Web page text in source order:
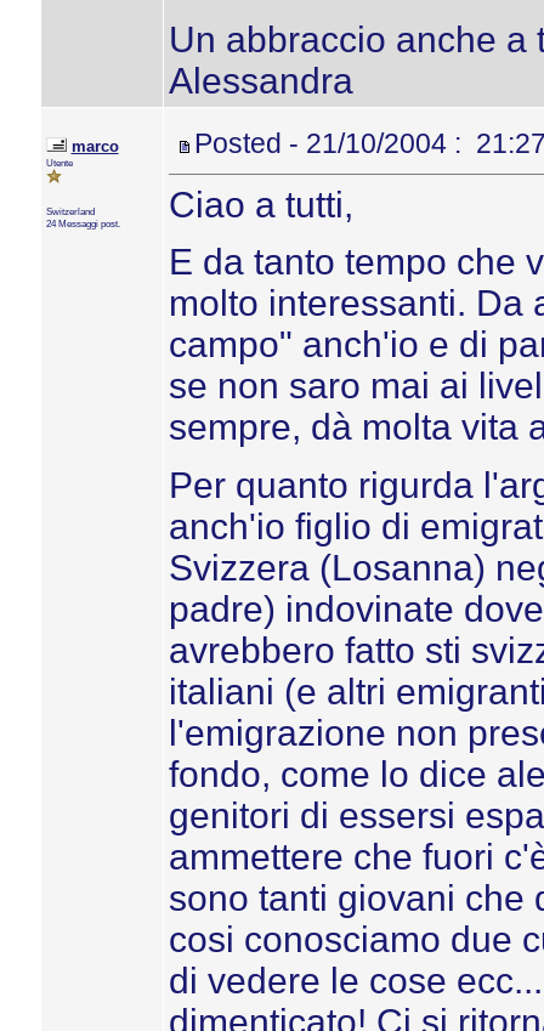
Un abbraccio anche a
Alessandra
marco
Utente
Switzerland
24 Messaggi post.
Posted - 21/10/2004 :
Ciao a tutti,
E da tanto tempo che
molto interessanti. Da
campo" anch'io e di
se non saro mai ai
sempre, dà molta vita
Per quanto rigurda
anch'io figlio di
Svizzera (Losanna)
padre) indovinate
avrebbero fatto sti
italiani (e altri
l'emigrazione non
fondo, come lo dice
genitori di essersi
ammettere che fuori
sono tanti giovani
cosi conosciamo due
di vedere le cose
dimenticato! Ci si